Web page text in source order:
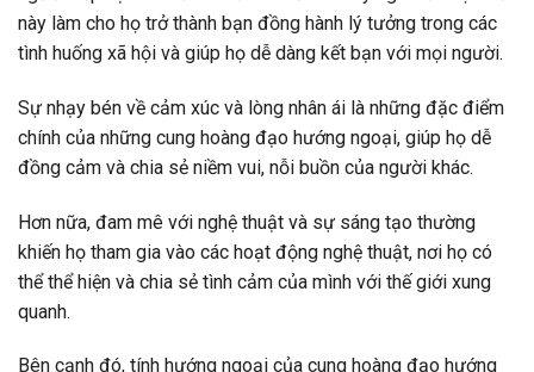
này làm cho họ trở thành bạn đồng hành lý tưởng trong các
tình huống xã hội và giúp họ dễ dàng kết bạn với mọi người.
Sự nhạy bén về cảm xúc và lòng nhân ái là những đặc điểm
chính của những cung hoàng đạo hướng ngoại, giúp họ dễ
đồng cảm và chia sẻ niềm vui, nỗi buồn của người khác.
Hơn nữa, đam mê với nghệ thuật và sự sáng tạo thường
khiến họ tham gia vào các hoạt động nghệ thuật, nơi họ có
thể thể hiện và chia sẻ tình cảm của mình với thế giới xung
quanh.
Bên cạnh đó, tính hướng ngoại của cung hoàng đạo hướng